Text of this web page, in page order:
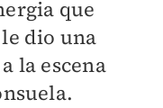
que
dio una
la escena